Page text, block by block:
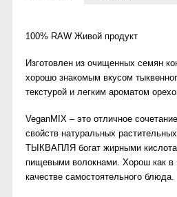
100% RAW Живой продукт
Изготовлен из очищенных семян
хорошо знакомым вкусом
текстурой и легким ароматом
VeganMIX – это отличное
свойств натуральных
ТЫКВАПЛЯ богат жирными
пищевыми волокнами. Хорош как в
качестве самостоятельного блюда.